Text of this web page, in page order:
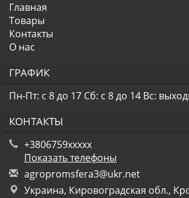
Главная
Товары
Контакты
О нас
ГРАФИК
Пн-Пт: с 8 до 17 Сб: с 8 до 14 Вс:
КОНТАКТЫ
+3806759xxxxx
Показать телефоны
agropromsfera3@ukr.net
Украина, Кировоградская обл.,